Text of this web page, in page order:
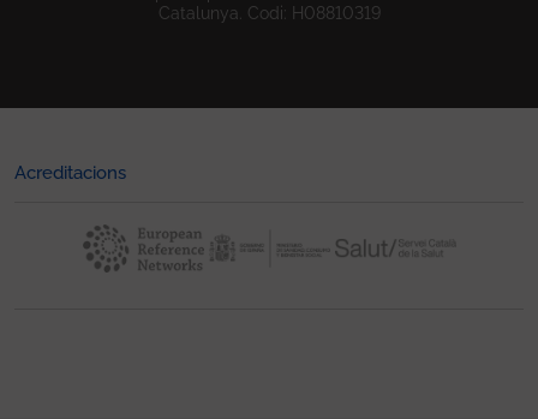
Catalunya. Codi: H08810319
Acreditacions